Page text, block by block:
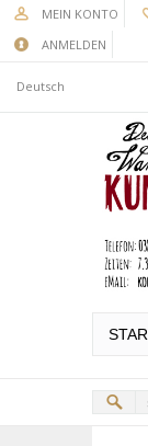
MEIN KONTO
ANMELDEN
Deutsch